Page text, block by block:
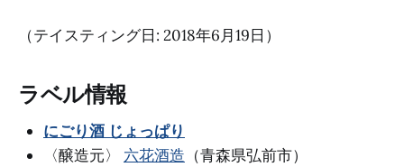
（テイスティング日: 2018年6月19日）
ラベル情報
にごり酒 じょっぱり
〈醸造元〉 六花酒造 （青森県弘前市）